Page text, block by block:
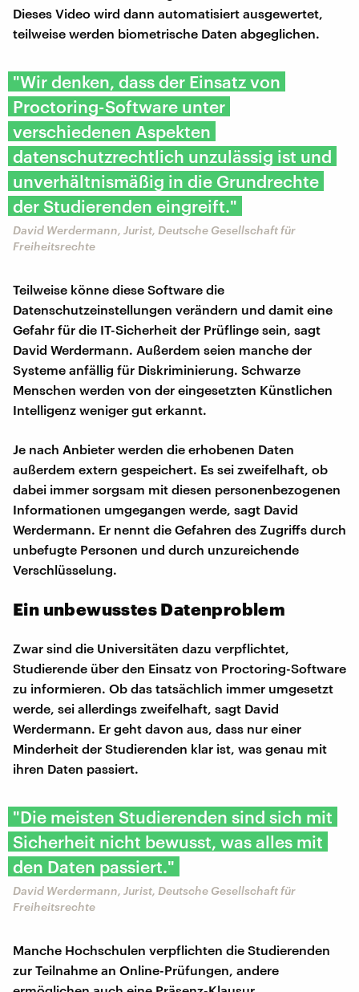
Dieses Video wird dann automatisiert ausgewertet,
teilweise werden biometrische Daten abgeglichen.
"Wir denken, dass der Einsatz von
Proctoring-Software unter
verschiedenen Aspekten
datenschutzrechtlich unzulässig ist und
unverhältnismäßig in die Grundrechte
der Studierenden eingreift."
David Werdermann, Jurist, Deutsche Gesellschaft für
Freiheitsrechte
Teilweise könne diese Software die
Datenschutzeinstellungen verändern und damit eine
Gefahr für die IT-Sicherheit der Prüflinge sein, sagt
David Werdermann. Außerdem seien manche der
Systeme anfällig für Diskriminierung. Schwarze
Menschen werden von der eingesetzten Künstlichen
Intelligenz weniger gut erkannt.
Je nach Anbieter werden die erhobenen Daten
außerdem extern gespeichert. Es sei zweifelhaft, ob
dabei immer sorgsam mit diesen personenbezogenen
Informationen umgegangen werde, sagt David
Werdermann. Er nennt die Gefahren des Zugriffs durch
unbefugte Personen und durch unzureichende
Verschlüsselung.
Ein unbewusstes Datenproblem
Zwar sind die Universitäten dazu verpflichtet,
Studierende über den Einsatz von Proctoring-Software
zu informieren. Ob das tatsächlich immer umgesetzt
werde, sei allerdings zweifelhaft, sagt David
Werdermann. Er geht davon aus, dass nur einer
Minderheit der Studierenden klar ist, was genau mit
ihren Daten passiert.
"Die meisten Studierenden sind sich mit
Sicherheit nicht bewusst, was alles mit
den Daten passiert."
David Werdermann, Jurist, Deutsche Gesellschaft für
Freiheitsrechte
Manche Hochschulen verpflichten die Studierenden
zur Teilnahme an Online-Prüfungen, andere